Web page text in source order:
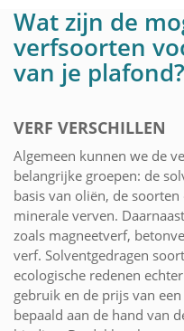
Wat zijn de
verfsoorten
van je plafond?
VERF VERSCHILLEN
Algemeen kunnen we de
belangrijke groepen: de
basis van oliën, de
minerale verven.
zoals magneetverf,
verf. Solventgedragen
ecologische redenen
gebruik en de prijs van
bepaald aan de hand van